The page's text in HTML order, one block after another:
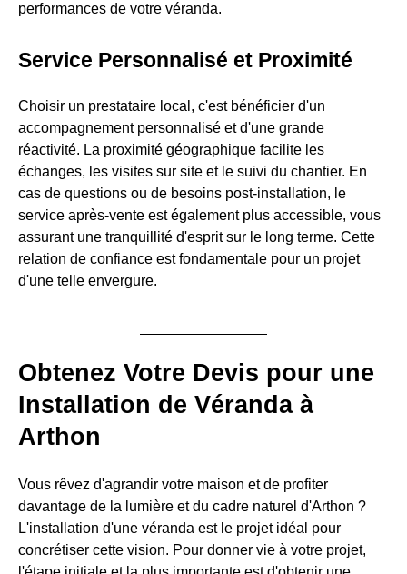
performances de votre véranda.
Service Personnalisé et Proximité
Choisir un prestataire local, c'est bénéficier d'un
accompagnement personnalisé et d'une grande
réactivité. La proximité géographique facilite les
échanges, les visites sur site et le suivi du chantier. En
cas de questions ou de besoins post-installation, le
service après-vente est également plus accessible, vous
assurant une tranquillité d'esprit sur le long terme. Cette
relation de confiance est fondamentale pour un projet
d'une telle envergure.
Obtenez Votre Devis pour une
Installation de Véranda à
Arthon
Vous rêvez d'agrandir votre maison et de profiter
davantage de la lumière et du cadre naturel d'Arthon ?
L'installation d'une véranda est le projet idéal pour
concrétiser cette vision. Pour donner vie à votre projet,